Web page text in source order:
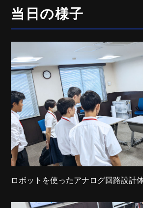
当日の様子
ロボットを使ったアナログ回路設計